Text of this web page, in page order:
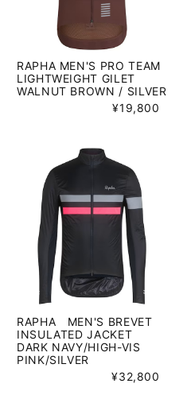
RAPHA MEN'S PRO TEAM
LIGHTWEIGHT GILET
WALNUT BROWN / SILVER
¥19,800
RAPHA MEN'S BREVET
INSULATED JACKET
DARK NAVY/HIGH-VIS
PINK/SILVER
¥32,800